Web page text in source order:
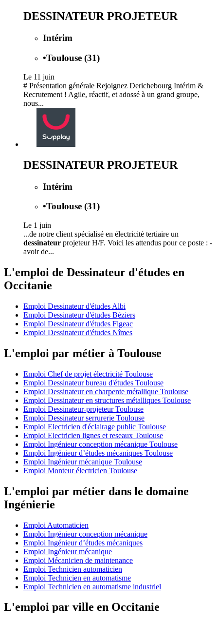
DESSINATEUR PROJETEUR
Intérim
•Toulouse (31)
Le 11 juin
# Présentation générale Rejoignez Derichebourg Intérim &
Recrutement ! Agile, réactif, et adossé à un grand groupe,
nous...
DESSINATEUR PROJETEUR
Intérim
•Toulouse (31)
Le 1 juin
...de notre client spécialisé en électricité tertiaire un
dessinateur projeteur H/F. Voici les attendus pour ce poste : -
avoir de...
L'emploi de Dessinateur d'études en
Occitanie
Emploi Dessinateur d'études Albi
Emploi Dessinateur d'études Béziers
Emploi Dessinateur d'études Figeac
Emploi Dessinateur d'études Nîmes
L'emploi par métier à Toulouse
Emploi Chef de projet électricité Toulouse
Emploi Dessinateur bureau d'études Toulouse
Emploi Dessinateur en charpente métallique Toulouse
Emploi Dessinateur en structures métalliques Toulouse
Emploi Dessinateur-projeteur Toulouse
Emploi Dessinateur serrurerie Toulouse
Emploi Electricien d'éclairage public Toulouse
Emploi Electricien lignes et reseaux Toulouse
Emploi Ingénieur conception mécanique Toulouse
Emploi Ingénieur d’études mécaniques Toulouse
Emploi Ingénieur mécanique Toulouse
Emploi Monteur électricien Toulouse
L'emploi par métier dans le domaine
Ingénierie
Emploi Automaticien
Emploi Ingénieur conception mécanique
Emploi Ingénieur d’études mécaniques
Emploi Ingénieur mécanique
Emploi Mécanicien de maintenance
Emploi Technicien automaticien
Emploi Technicien en automatisme
Emploi Technicien en automatisme industriel
L'emploi par ville en Occitanie